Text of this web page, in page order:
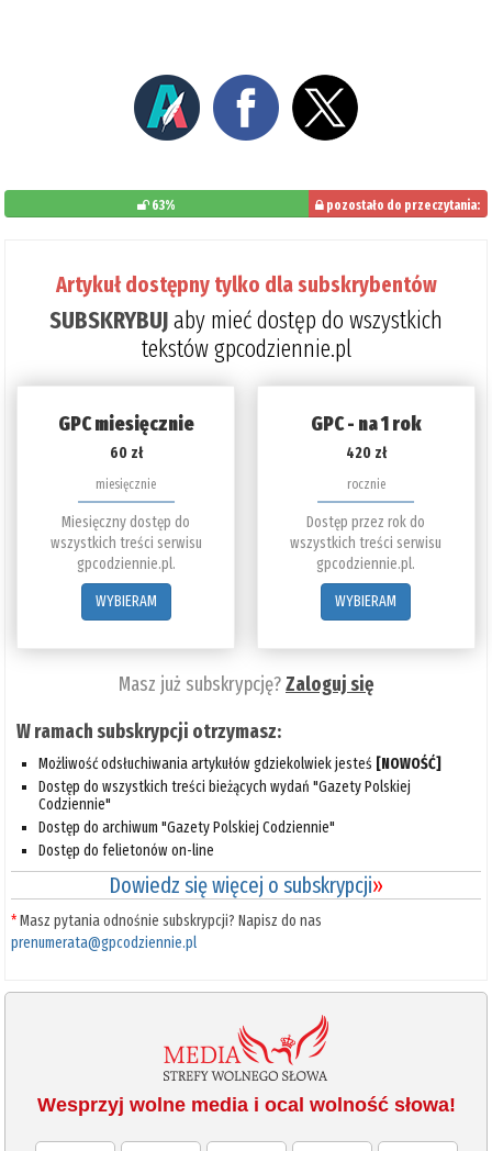
63%
pozostało do przeczytania:
Artykuł dostępny tylko dla subskrybentów
SUBSKRYBUJaby mieć dostęp do wszystkich
tekstów gpcodziennie.pl
GPC miesięcznie
60 zł
miesięcznie
Miesięczny dostęp do
wszystkich treści serwisu
gpcodziennie.pl.
WYBIERAM
GPC - na 1 rok
420 zł
rocznie
Dostęp przez rok do
wszystkich treści serwisu
gpcodziennie.pl.
WYBIERAM
Masz już subskrypcję?Zaloguj się
W ramach subskrypcji otrzymasz:
Możliwość odsłuchiwania artykułów gdziekolwiek jesteś [NOWOŚĆ]
Dostęp do wszystkich treści bieżących wydań "Gazety Polskiej
Codziennie"
Dostęp do archiwum "Gazety Polskiej Codziennie"
Dostęp do felietonów on-line
Dowiedz się więcej o subskrypcji»
*Masz pytania odnośnie subskrypcji? Napisz do nas
prenumerata@gpcodziennie.pl
Wesprzyj wolne media i ocal wolność słowa!